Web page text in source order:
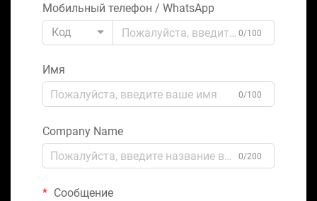
Мобильный телефон / WhatsApp
Код
0/100
Имя
0/100
Company Name
0/200
Сообщение